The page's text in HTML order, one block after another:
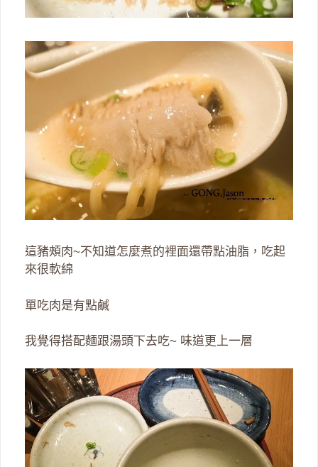
這豬頰肉~不知道怎麼煮的裡面還帶點油脂，吃起
來很軟綿
單吃肉是有點鹹
我覺得搭配麵跟湯頭下去吃~ 味道更上一層